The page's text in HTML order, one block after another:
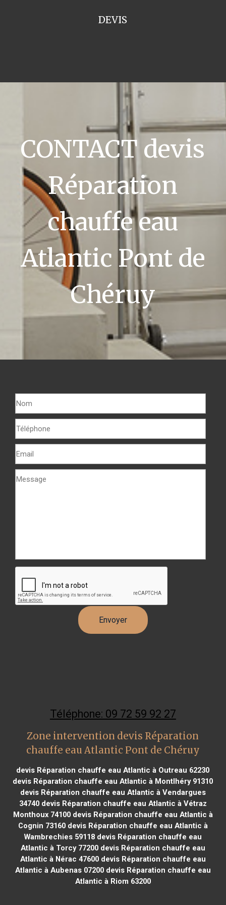
DEVIS
CONTACT devis
Réparation
chauffe eau
Atlantic Pont de
Chéruy
Téléphone: 09 72 59 92 27
Zone intervention devis Réparation
chauffe eau Atlantic Pont de Chéruy
devis Réparation chauffe eau Atlantic à Outreau 62230
devis Réparation chauffe eau Atlantic à Montlhéry 91310
devis Réparation chauffe eau Atlantic à Vendargues
34740devis Réparation chauffe eau Atlantic à Vétraz
Monthoux 74100devis Réparation chauffe eau Atlantic à
Cognin 73160devis Réparation chauffe eau Atlantic à
Wambrechies 59118devis Réparation chauffe eau
Atlantic à Torcy 77200devis Réparation chauffe eau
Atlantic à Nérac 47600devis Réparation chauffe eau
Atlantic à Aubenas 07200devis Réparation chauffe eau
Atlantic à Riom 63200